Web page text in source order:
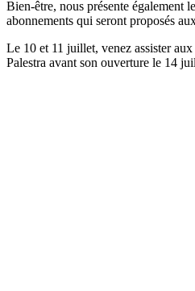
Bien-être, nous présente également
abonnements qui seront proposés
Le 10 et 11 juillet, venez assister
Palestra avant son ouverture le 14